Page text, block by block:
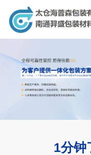
太仓海普森包装有限公司
场捆包服务，供应链对接
南通羿盛包装材
为客户提供一体化
1分钟